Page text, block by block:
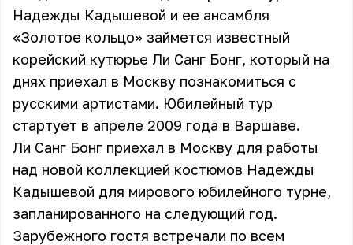
Надежды Кадышевой и ее ансамбля
«Золотое кольцо» займется известный
корейский кутюрье Ли Санг Бонг, который на
днях приехал в Москву познакомиться с
русскими артистами. Юбилейный тур
стартует в апреле 2009 года в Варшаве.
Ли Санг Бонг приехал в Москву для работы
над новой коллекцией костюмов Надежды
Кадышевой для мирового юбилейного турне,
запланированного на следующий год.
Зарубежного гостя встречали по всем